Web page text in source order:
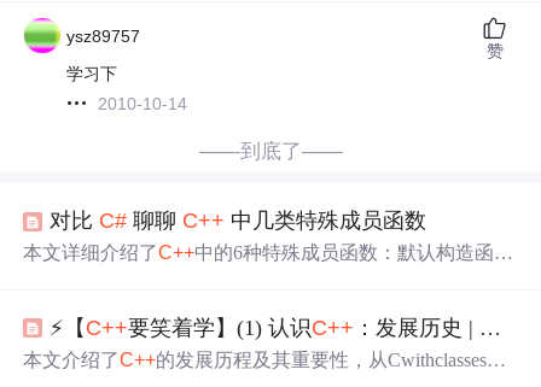
ysz89757
学习下
2010-10-14
赞
——到底了——
对比 C# 聊聊 C++ 中几类特殊成员函数
本文详细介绍了C++中的6种特殊成员函数：默认构造函
函数的区别与使用技巧。
⚡【 C++要笑着学】(1) 认识C++ ：发展历史 | 探讨
本文介绍了C++的发展历程及其重要性，从Cwithclasses到